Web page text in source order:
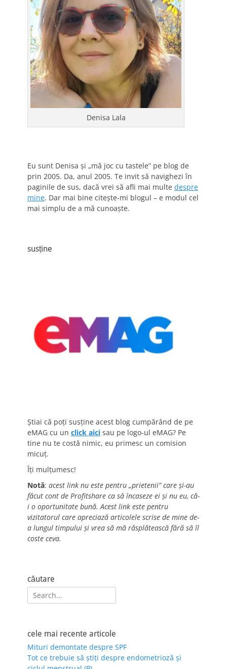
Denisa Lala
Eu sunt Denisa și „mă joc cu tastele” pe blog de
prin 2005. Da, anul 2005. Te invit să navighezi în
paginile de sus, dacă vrei să afli mai multe despre
mine. Dar mai bine citește-mi blogul – e modul cel
mai simplu de a mă cunoaște.
susține
Știai că poți susține acest blog cumpărând de pe
eMAG cu un click aici sau pe logo-ul eMAG? Pe
tine nu te costă nimic, eu primesc un comision
micuț.
Îți mulțumesc!
Notă: acest link nu este pentru „prietenii” care și-au
făcut cont de Profitshare ca să încaseze ei și nu eu, că-
i o oportunitate bună. Acest link este pentru
vizitatorul care apreciază articolele scrise de mine de-
a lungul timpului și vrea să mă răsplătească fără să îl
coste ceva.
căutare
Search
for:
cele mai recente articole
Mituri demontate despre SPF
Tot ce trebuie să știți despre endometrioză și